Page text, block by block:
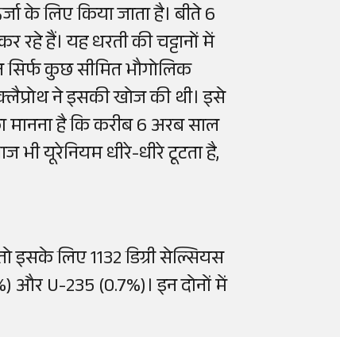
के लिए किया जाता है। बीते 6
हैं। यह धरती की चट्टानों में
सिर्फ कुछ सीमित भौगोलिक
ने इसकी खोज की थी। इसे
मानना है कि करीब 6 अरब साल
भी यूरेनियम धीरे-धीरे टूटता है,
इसके लिए 1132 डिग्री सेल्सियस
और U-235 (0.7%)। इन दोनों में